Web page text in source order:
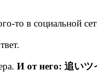
то в социальной
И от него: 追いツ